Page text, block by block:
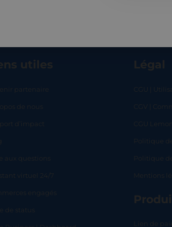
utiles
partenaire
de nous
d’impact
aux questions
virtuel 24/7
engagés
de status
Légal
CGU |
CGV |
CGU
Politique
Politique
Mentions
Lien de